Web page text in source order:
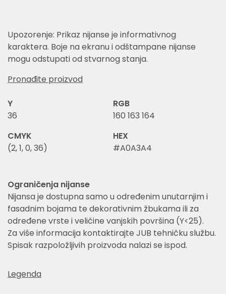
Upozorenje: Prikaz nijanse je informativnog
karaktera. Boje na ekranu i odštampane nijanse
mogu odstupati od stvarnog stanja.
Pronađite proizvod
Y
36
RGB
160 163 164
CMYK
(2, 1, 0, 36)
HEX
#A0A3A4
Ograničenja nijanse
Nijansa je dostupna samo u određenim unutarnjim i
fasadnim bojama te dekorativnim žbukama ili za
određene vrste i veličine vanjskih površina (Y<25).
Za više informacija kontaktirajte JUB tehničku službu.
Spisak razpoložljivih proizvoda nalazi se ispod.
Legenda